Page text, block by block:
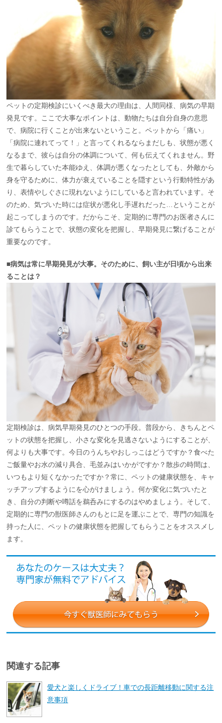
ペットの定期検診にいくべき最大の理由は、人間同様、病気の早期
発見です。ここで大事なポイントは、動物たちは自分自身の意思
で、病院に行くことが出来ないということ。ペットから「痛い」
「病院に連れてって！」と言ってくれるならまだしも、状態が悪く
なるまで、彼らは自分の体調について、何も伝えてくれません。野
生で暮らしていた本能ゆえ、体調が悪くなったとしても、外敵から
身を守るために、体力が衰えていることを隠すという行動特性があ
り、表情やしぐさに現れないようにしていると言われています。そ
のため、気づいた時には症状が悪化し手遅れだった…ということが
起こってしまうのです。だからこそ、定期的に専門のお医者さんに
診てもらうことで、状態の変化を把握し、早期発見に繋げることが
重要なのです。
■病気は常に早期発見が大事。そのために、飼い主が日頃から出来
ることは？
定期検診は、病気早期発見のひとつの手段。普段から、きちんとペ
ットの状態を把握し、小さな変化を見逃さないようにすることが、
何よりも大事です。今日のうんちやおしっこはどうですか？食べた
ご飯量やお水の減り具合、毛並みはいかがですか？散歩の時間は、
いつもより短くなかったですか？常に、ペットの健康状態を、キャ
ッチアップするようにを心がけましょう。何か変化に気づいたと
き、自分の判断や噂話を鵜呑みにするのはやめましょう。そして、
定期的に専門の獣医師さんのもとに足を運ぶことで、専門の知識を
持った人に、ペットの健康状態を把握してもらうことをオススメし
ます。
関連する記事
愛犬と楽しくドライブ！車での長距離移動に関する注
意事項